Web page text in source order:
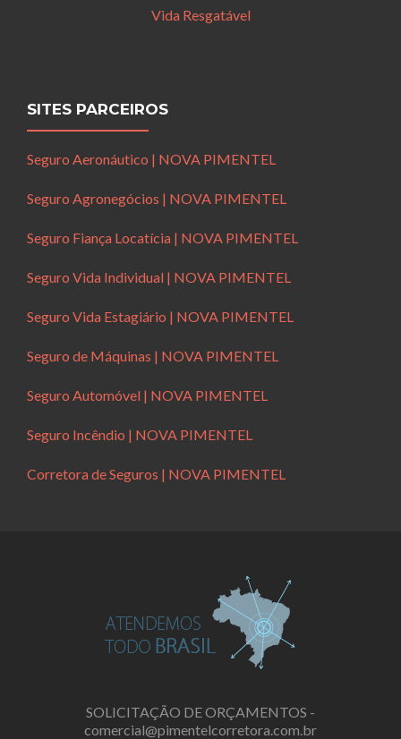
Vida Resgatável
SITES PARCEIROS
Seguro Aeronáutico | NOVA PIMENTEL
Seguro Agronegócios | NOVA PIMENTEL
Seguro Fiança Locatícia | NOVA PIMENTEL
Seguro Vida Individual | NOVA PIMENTEL
Seguro Vida Estagiário | NOVA PIMENTEL
Seguro de Máquinas | NOVA PIMENTEL
Seguro Automóvel | NOVA PIMENTEL
Seguro Incêndio | NOVA PIMENTEL
Corretora de Seguros | NOVA PIMENTEL
SOLICITAÇÃO DE ORÇAMENTOS -
comercial@pimentelcorretora.com.br